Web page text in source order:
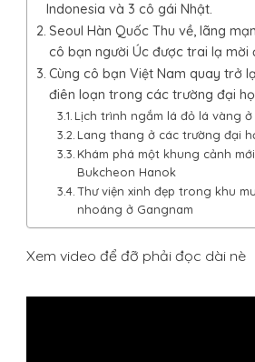
Indonesia và 3 cô gái Nhật.
Seoul Hàn Quốc Thu về, lãng
cô bạn người Úc được trai lạ mời
Cùng cô bạn Việt Nam quay trở
điên loạn trong các trường đại
Lịch trình ngắm lá đỏ lá vàng
Lang thang ở các trường đại
Khám phá một khung cảnh
Bukcheon Hanok
Thư viện xinh đẹp trong khu
nhoáng ở Gangnam
Xem video để đỡ phải đọc dài nè